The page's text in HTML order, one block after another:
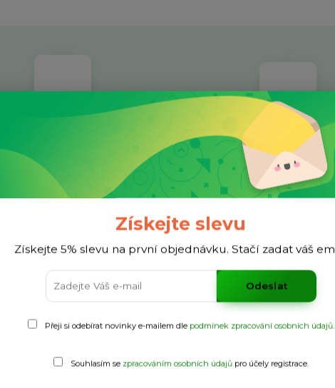
větší nákup? Napište nám a třeba
vymyslíme lepší cenu.
Facebook
Jsme aktivní na
Získejte slevu
Získejte 5% slevu na první objednávku. Stačí zadat váš
Odeslat
Přeji si odebírat novinky e-mailem dle podmínek zpracování osobních údajů.
Souhlasím se zpracováním osobních údajůpro účely registrace.